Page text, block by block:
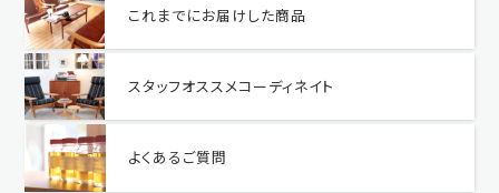
これまでにお届けした商品
スタッフオススメコーディネイト
よくあるご質問